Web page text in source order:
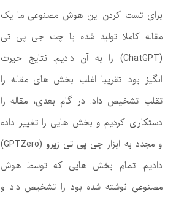
برای تست کردن این هوش مصنوعی ما یک
مقاله کاملا تولید شده با چت جی پی تی
(ChatGPT) را به آن دادیم. نتایج حیرت
انگیز بود. تقریبا اغلب بخش های مقاله را
تقلب تشخیص داد. در گام بعدی، مقاله را
دستکاری کردیم و بخش هایی را تغییر داده
و مجدد به ابزار جی پی تی زیرو
(GPTZero)
دادیم. تمام بخش هایی که توسط هوش
مصنوعی نوشته شده بود را تشخیص داد و